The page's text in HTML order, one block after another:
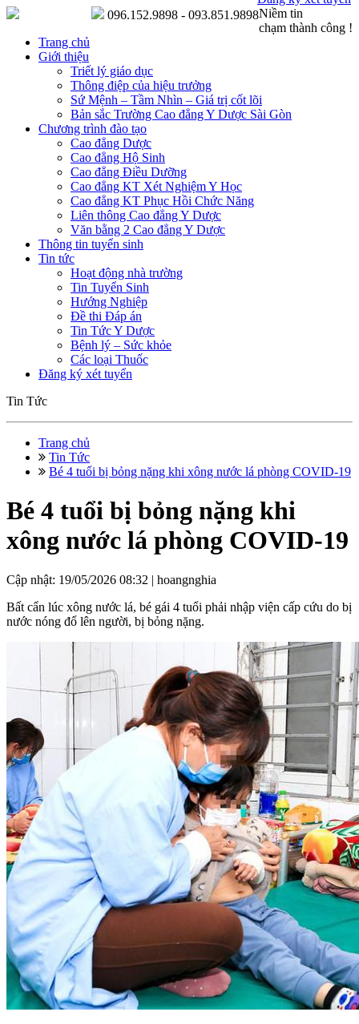
Niềm tin
chạm thành công !
096.152.9898 - 093.851.9898
Trang chủ
Giới thiệu
Triết lý giáo dục
Thông điệp của hiệu trưởng
Sứ Mệnh – Tầm Nhìn – Giá trị cốt lõi
Bản sắc Trường Cao đẳng Y Dược Sài Gòn
Chương trình đào tạo
Cao đẳng Dược
Cao đẳng Hộ Sinh
Cao đẳng Điều Dưỡng
Cao đẳng KT Xét Nghiệm Y Học
Cao đẳng KT Phục Hồi Chức Năng
Liên thông Cao đẳng Y Dược
Văn bằng 2 Cao đẳng Y Dược
Thông tin tuyển sinh
Tin tức
Hoạt động nhà trường
Tin Tuyển Sinh
Hướng Nghiệp
Đề thi Đáp án
Tin Tức Y Dược
Bệnh lý – Sức khỏe
Các loại Thuốc
Đăng ký xét tuyển
Tin Tức
Trang chủ
Tin Tức
Bé 4 tuổi bị bỏng nặng khi xông nước lá phòng COVID-19
Bé 4 tuổi bị bỏng nặng khi
xông nước lá phòng COVID-19
Cập nhật: 19/05/2026 08:32 | hoangnghia
Bất cẩn lúc xông nước lá, bé gái 4 tuổi phải nhập viện cấp cứu do bị
nước nóng đổ lên người, bị bỏng nặng.